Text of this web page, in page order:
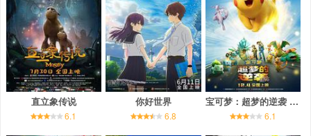
直立象传说
6.1
你好世界
6.8
宝可梦：超梦的逆袭 进化
6.1